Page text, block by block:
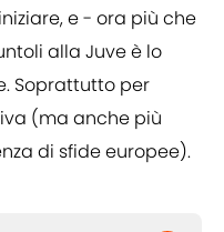
e - ora più che
alla Juve è lo
Soprattutto per
(ma anche più
di sfide europee).